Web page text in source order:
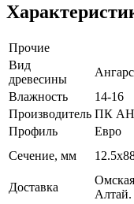
Прочие
Вид
древесины
Влажность
14-16
Производитель ПК
Профиль
Евро
Сечение, мм
Доставка
Алтай.